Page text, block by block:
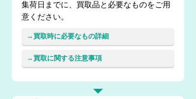
集荷日までに、買取品と必要なものをご用
意ください。
買取時に必要なもの詳細
買取に関する注意事項